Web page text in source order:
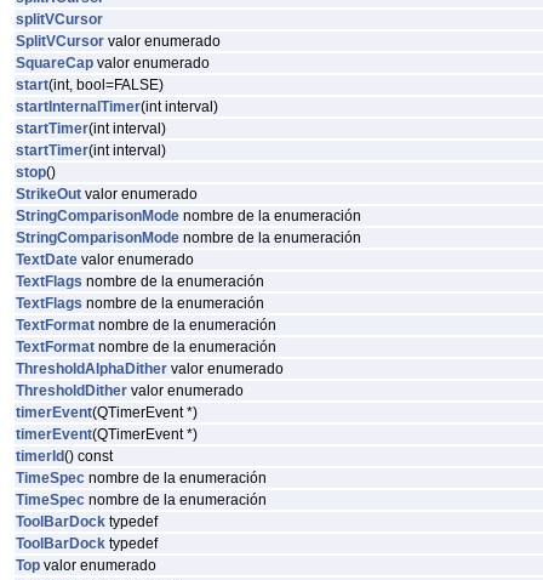
splitVCursor
SplitVCursor valor enumerado
SquareCap valor enumerado
start(int, bool=FALSE)
startInternalTimer(int interval)
startTimer(int interval)
startTimer(int interval)
stop()
StrikeOut valor enumerado
StringComparisonMode nombre de la enumeración
StringComparisonMode nombre de la enumeración
TextDate valor enumerado
TextFlags nombre de la enumeración
TextFlags nombre de la enumeración
TextFormat nombre de la enumeración
TextFormat nombre de la enumeración
ThresholdAlphaDither valor enumerado
ThresholdDither valor enumerado
timerEvent(QTimerEvent *)
timerEvent(QTimerEvent *)
timerId() const
TimeSpec nombre de la enumeración
TimeSpec nombre de la enumeración
ToolBarDock typedef
ToolBarDock typedef
Top valor enumerado